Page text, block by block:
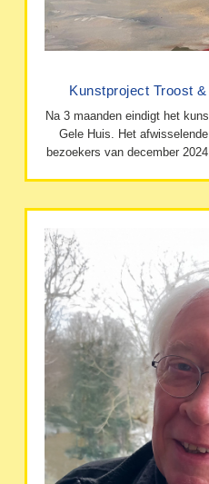
Kunstproject Troost
Na 3 maanden eindigt het
Gele Huis. Het
bezoekers van december